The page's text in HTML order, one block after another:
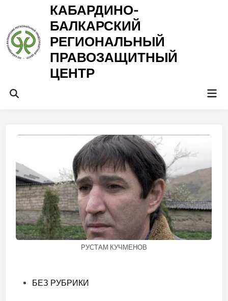
содержимому
КАБАРДИНО-
БАЛКАРСКИЙ
РЕГИОНАЛЬНЫЙ
ПРАВОЗАЩИТНЫЙ
ЦЕНТР
Открыть
РУСТАМ КУЧМЕНОВ
Опубликовано
БЕЗ РУБРИКИ